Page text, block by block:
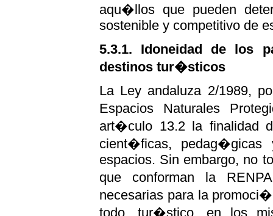
aqu�llos que pueden
sostenible y competitivo de
5.3.1. Idoneidad de los
destinos tur�sticos
La Ley andaluza 2/1989,
Espacios Naturales
art�culo 13.2 la finalidad
cient�ficas,
espacios. Sin embargo, no
que conforman la
necesarias para la
todo, tur�stico, en los